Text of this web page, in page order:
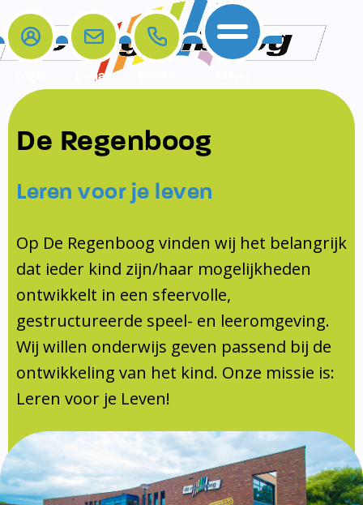
Home
De school
Opleiding en Stage
KomKids
Schoolvakanties
Ouderraad
Medezeggenschapsraad
Documentatie
Formulieren
SIKO
Ouders
Ouders
Contact
Contact
Contact
Samenwerkingen
Samenwerkingen
Schoollogopedist
E-mail
De Regenboog
Leren voor je leven
Op De Regenboog vinden wij het belangrijk
dat ieder kind zijn/haar mogelijkheden
ontwikkelt in een sfeervolle,
gestructureerde speel- en leeromgeving.
Wij willen onderwijs geven passend bij de
ontwikkeling van het kind. Onze missie is:
Leren voor je Leven!